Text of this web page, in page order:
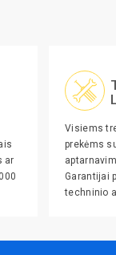
ar
Visiems
prekėms
Garantijai
techninio